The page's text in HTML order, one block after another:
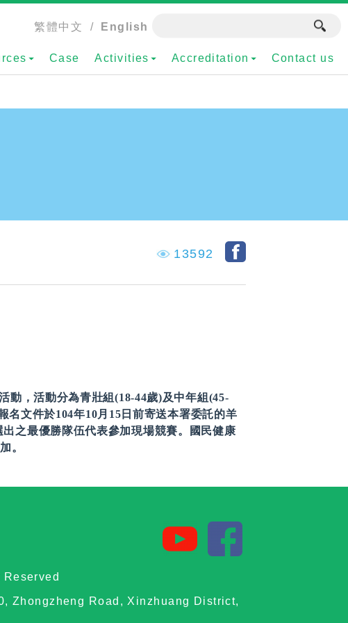
繁體中文 / English
Case Activities Accreditation Contact us
13592
動，活動分為青壯組(18-44歲)及中年組(45-
名文件於104年10月15日前寄送本署委託的羊
之最優勝隊伍代表參加現場競賽。國民健康
。
Zhongzheng Road, Xinzhuang District,